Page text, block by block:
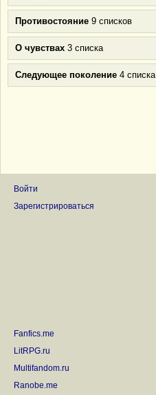
Противостояние 9 списков
О чувствах 3 списка
Следующее поколение 4 списка
Войти
Зарегистрироваться
Fanfics.me
LitRPG.ru
Multifandom.ru
Ranobe.me